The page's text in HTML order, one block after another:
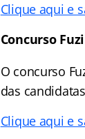
Clique aqui e
Concurso
O concurso
das
Clique aqui e